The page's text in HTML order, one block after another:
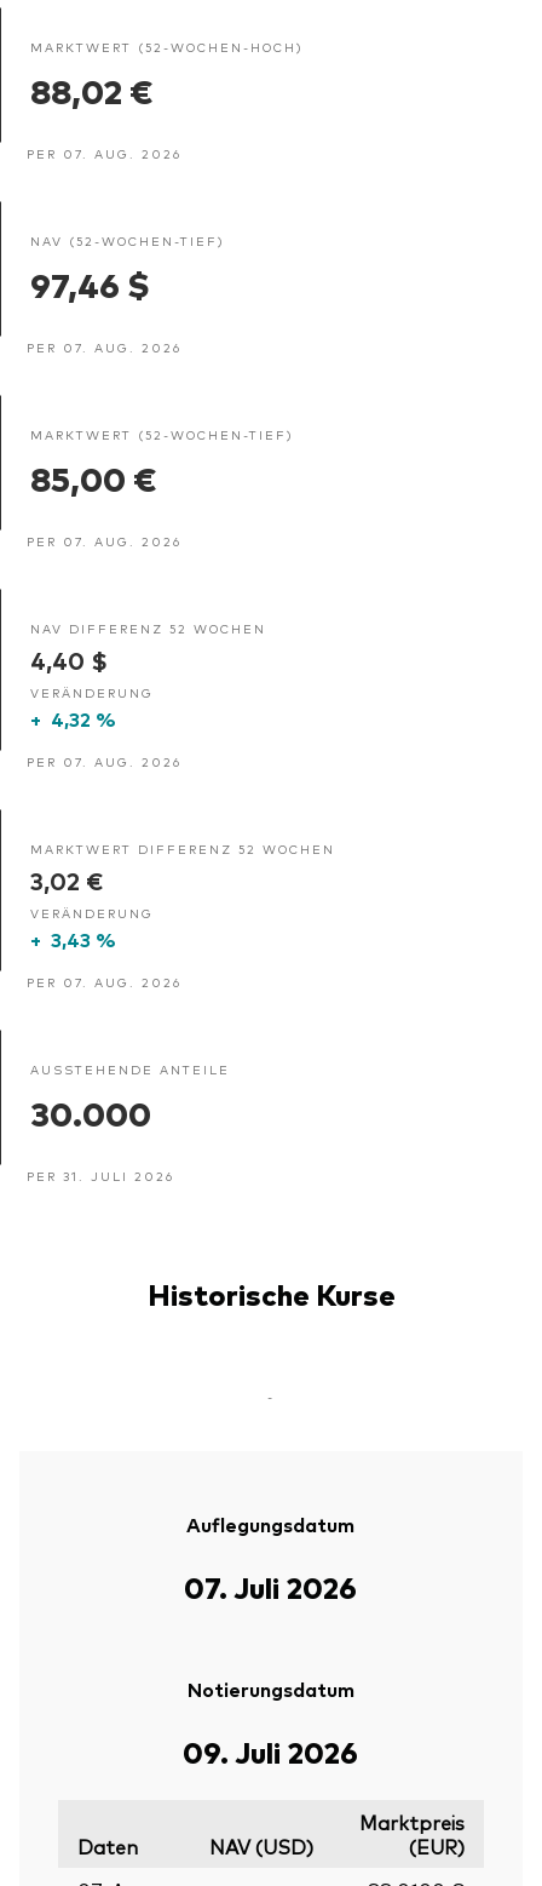
MARKTWERT (52-WOCHEN-HOCH)
88,02 €
PER 07. AUG. 2026
NAV (52-WOCHEN-TIEF)
97,46 $
PER 07. AUG. 2026
MARKTWERT (52-WOCHEN-TIEF)
85,00 €
PER 07. AUG. 2026
NAV DIFFERENZ 52 WOCHEN
4,40 $
VERÄNDERUNG
+ 4,32 %
PER 07. AUG. 2026
MARKTWERT DIFFERENZ 52 WOCHEN
3,02 €
VERÄNDERUNG
+ 3,43 %
PER 07. AUG. 2026
AUSSTEHENDE ANTEILE
30.000
PER 31. JULI 2026
Historische Kurse
-
Auflegungsdatum
07. Juli 2026
Notierungsdatum
09. Juli 2026
Daten NAV (USD)
Marktpreis
(EUR)